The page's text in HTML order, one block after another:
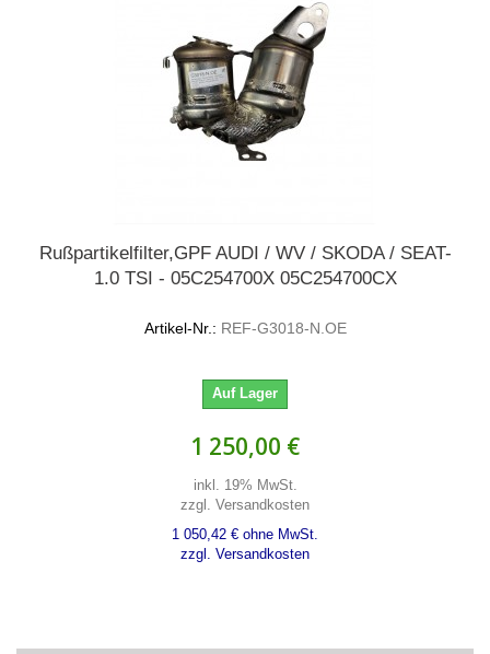
Rußpartikelfilter,GPF AUDI / WV / SKODA / SEAT-
1.0 TSI - 05C254700X 05C254700CX
Artikel-Nr.: REF-G3018-N.OE
Auf Lager
1 250,00 €
inkl. 19% MwSt.
zzgl. Versandkosten
1 050,42 € ohne MwSt.
zzgl. Versandkosten